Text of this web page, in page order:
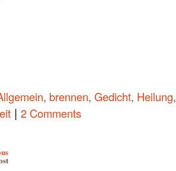
, brennen, Gedicht, Heilung
| 2 Comments